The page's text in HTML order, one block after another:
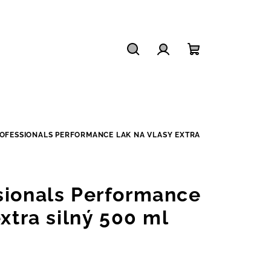
PERFORMANCE LAK NA VLASY EXTRA
Performance
silný 500 ml